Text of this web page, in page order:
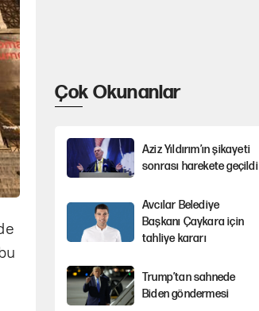
Çok Okunanlar
Aziz Yıldırım’ın şikayeti
sonrası harekete geçildi
Avcılar Belediye
Başkanı Çaykara için
tahliye kararı
Trump’tan sahnede
Biden göndermesi